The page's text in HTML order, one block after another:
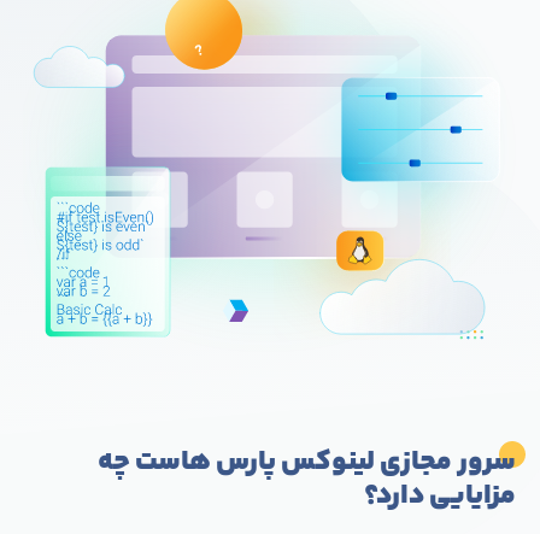
سرور مجازی لینوکس پارس هاست چه
مزایایی دارد؟